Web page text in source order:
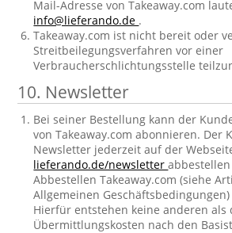
Mail-Adresse von Takeaway.com
info@lieferando.de .
Takeaway.com ist nicht bereit oder
Streitbeilegungsverfahren vor einer
Verbraucherschlichtungsstelle
10. Newsletter
Bei seiner Bestellung kann der
von Takeaway.com abonnieren. Der
Newsletter jederzeit auf der
lieferando.de/newsletter
Abbestellen Takeaway.com (siehe
Allgemeinen
Hierfür entstehen keine anderen als
Übermittlungskosten nach den